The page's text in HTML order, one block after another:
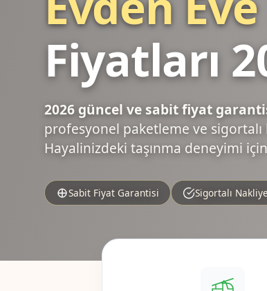
Fiyatları
2026 güncel ve sabit fiyat
profesyonel paketleme ve sigortalı
Hayalinizdeki taşınma deneyimi
Sabit Fiyat Garantisi Sigortalı Nakliye